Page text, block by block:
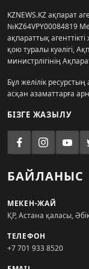
KZNEWS.KZ ақпарат
№KZ64VPY00084819
ақпараттық
қою туралы куәлігі,
министрлігінің
Бұл желілік
асқан азаматтарға
БІЗГЕ ЖАЗЫЛУ
БАЙЛАНЫС
МЕКЕН-ЖАЙ
ҚР, Астана қаласы,
ТЕЛЕФОН
+7 701 933 8520